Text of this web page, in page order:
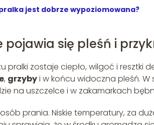
jest dobrze wypoziomowana?
pojawia się pleśń i
pralki zostaje ciepło, wilgoć i resztki
, grzybyi w końcu widoczna pleśń.
na uszczelce i w zakamarkach
prania. Niskie temperatury, za